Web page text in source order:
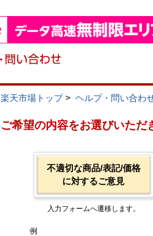
楽天市場トップ> ヘルプ・問い合わ
ご希望の内容をお選びいただ
不適切な商品/表記/価格
に対するご意見
入力フォームへ遷移します。
例